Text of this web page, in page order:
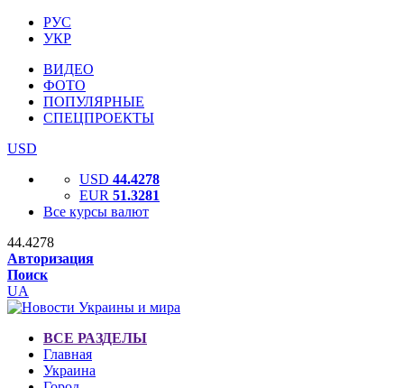
РУС
УКР
ВИДЕО
ФОТО
ПОПУЛЯРНЫЕ
СПЕЦПРОЕКТЫ
USD
USD 44.4278
EUR 51.3281
Все курсы валют
44.4278
Авторизация
Поиск
UA
ВСЕ РАЗДЕЛЫ
Главная
Украина